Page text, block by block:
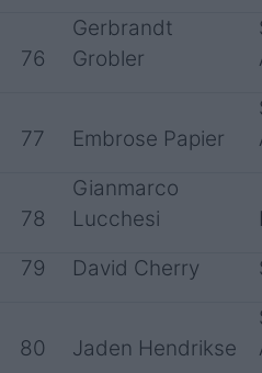
76
Gerbrandt
Grobler
77 Embrose Papier
78
Gianmarco
Lucchesi
79
David Cherry
80 Jaden Hendrikse